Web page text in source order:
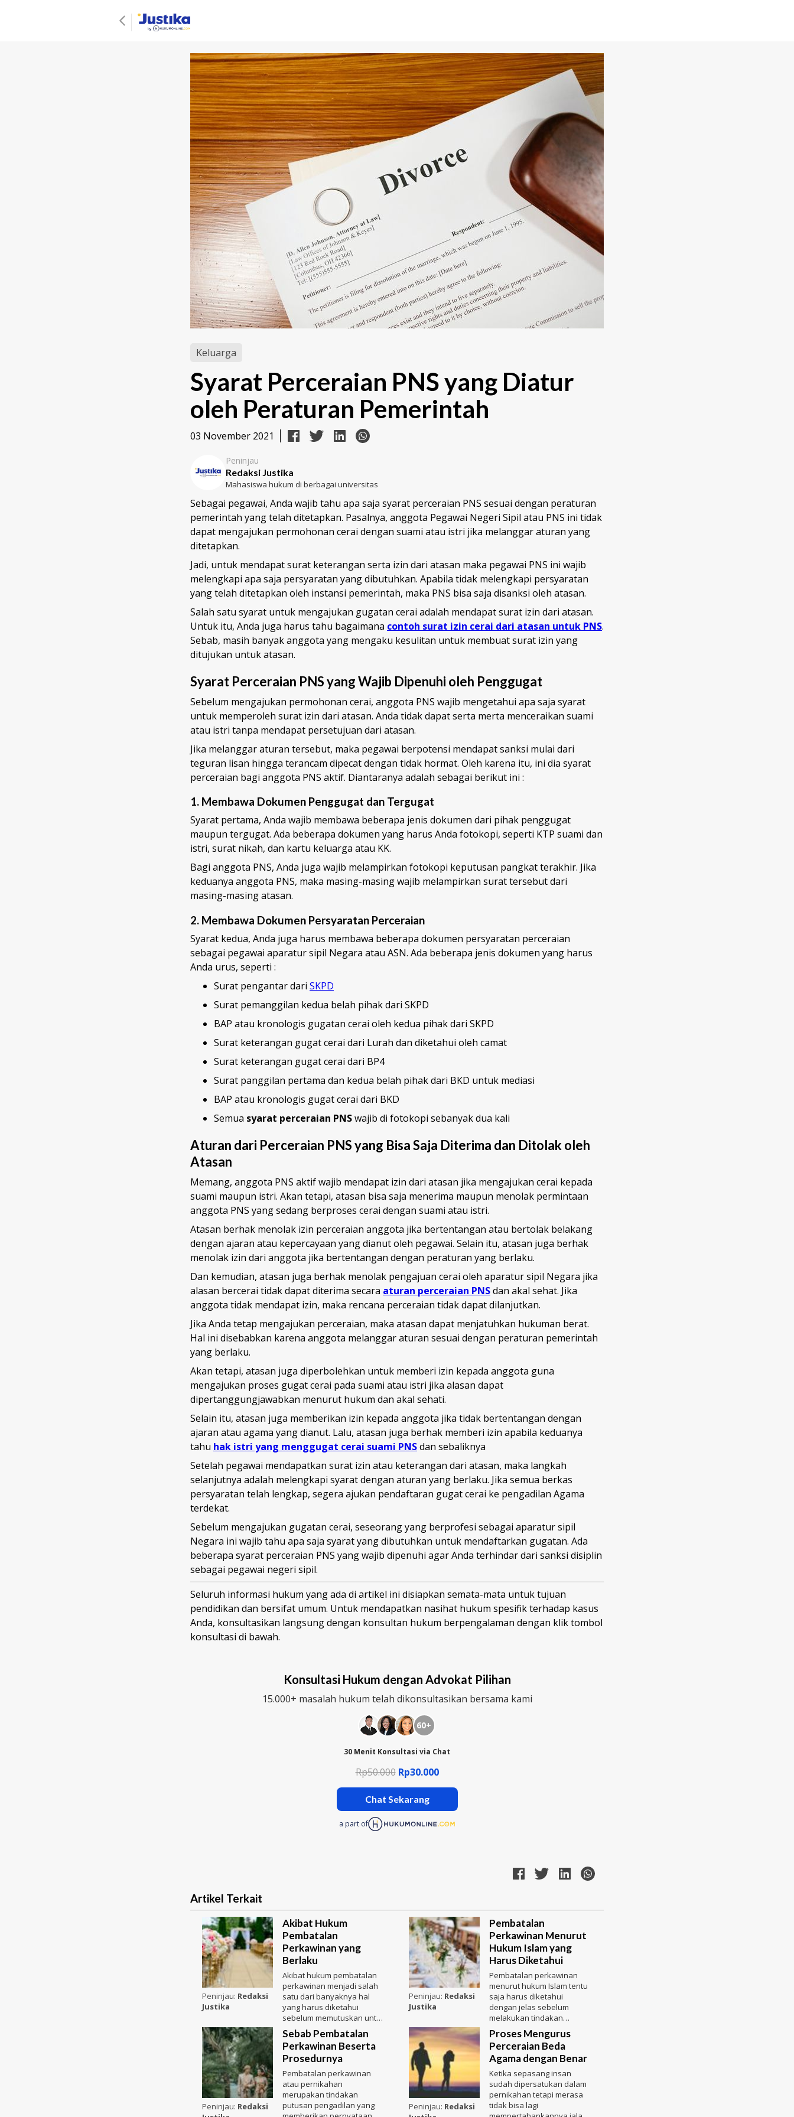
Keluarga
Syarat Perceraian PNS yang Diatur
oleh Peraturan Pemerintah
03 November 2021
Peninjau
Redaksi Justika
Mahasiswa hukum di berbagai universitas
Sebagai pegawai, Anda wajib tahu apa saja syarat perceraian PNS sesuai dengan peraturan
pemerintah yang telah ditetapkan. Pasalnya, anggota Pegawai Negeri Sipil atau PNS ini tidak
dapat mengajukan permohonan cerai dengan suami atau istri jika melanggar aturan yang
ditetapkan.
Jadi, untuk mendapat surat keterangan serta izin dari atasan maka pegawai PNS ini wajib
melengkapi apa saja persyaratan yang dibutuhkan. Apabila tidak melengkapi persyaratan
yang telah ditetapkan oleh instansi pemerintah, maka PNS bisa saja disanksi oleh atasan.
Salah satu syarat untuk mengajukan gugatan cerai adalah mendapat surat izin dari atasan.
Untuk itu, Anda juga harus tahu bagaimana contoh surat izin cerai dari atasan untuk PNS.
Sebab, masih banyak anggota yang mengaku kesulitan untuk membuat surat izin yang
ditujukan untuk atasan.
Syarat Perceraian PNS yang Wajib Dipenuhi oleh Penggugat
Sebelum mengajukan permohonan cerai, anggota PNS wajib mengetahui apa saja syarat
untuk memperoleh surat izin dari atasan. Anda tidak dapat serta merta menceraikan suami
atau istri tanpa mendapat persetujuan dari atasan.
Jika melanggar aturan tersebut, maka pegawai berpotensi mendapat sanksi mulai dari
teguran lisan hingga terancam dipecat dengan tidak hormat. Oleh karena itu, ini dia syarat
perceraian bagi anggota PNS aktif. Diantaranya adalah sebagai berikut ini :
1. Membawa Dokumen Penggugat dan Tergugat
Syarat pertama, Anda wajib membawa beberapa jenis dokumen dari pihak penggugat
maupun tergugat. Ada beberapa dokumen yang harus Anda fotokopi, seperti KTP suami dan
istri, surat nikah, dan kartu keluarga atau KK.
Bagi anggota PNS, Anda juga wajib melampirkan fotokopi keputusan pangkat terakhir. Jika
keduanya anggota PNS, maka masing-masing wajib melampirkan surat tersebut dari
masing-masing atasan.
2. Membawa Dokumen Persyaratan Perceraian
Syarat kedua, Anda juga harus membawa beberapa dokumen persyaratan perceraian
sebagai pegawai aparatur sipil Negara atau ASN. Ada beberapa jenis dokumen yang harus
Anda urus, seperti :
Surat pengantar dari SKPD
Surat pemanggilan kedua belah pihak dari SKPD
BAP atau kronologis gugatan cerai oleh kedua pihak dari SKPD
Surat keterangan gugat cerai dari Lurah dan diketahui oleh camat
Surat keterangan gugat cerai dari BP4
Surat panggilan pertama dan kedua belah pihak dari BKD untuk mediasi
BAP atau kronologis gugat cerai dari BKD
Semua syarat perceraian PNSwajib di fotokopi sebanyak dua kali
Aturan dari Perceraian PNS yang Bisa Saja Diterima dan Ditolak oleh
Atasan
Memang, anggota PNS aktif wajib mendapat izin dari atasan jika mengajukan cerai kepada
suami maupun istri. Akan tetapi, atasan bisa saja menerima maupun menolak permintaan
anggota PNS yang sedang berproses cerai dengan suami atau istri.
Atasan berhak menolak izin perceraian anggota jika bertentangan atau bertolak belakang
dengan ajaran atau kepercayaan yang dianut oleh pegawai. Selain itu, atasan juga berhak
menolak izin dari anggota jika bertentangan dengan peraturan yang berlaku.
Dan kemudian, atasan juga berhak menolak pengajuan cerai oleh aparatur sipil Negara jika
alasan bercerai tidak dapat diterima secara aturan perceraian PNSdan akal sehat. Jika
anggota tidak mendapat izin, maka rencana perceraian tidak dapat dilanjutkan.
Jika Anda tetap mengajukan perceraian, maka atasan dapat menjatuhkan hukuman berat.
Hal ini disebabkan karena anggota melanggar aturan sesuai dengan peraturan pemerintah
yang berlaku.
Akan tetapi, atasan juga diperbolehkan untuk memberi izin kepada anggota guna
mengajukan proses gugat cerai pada suami atau istri jika alasan dapat
dipertanggungjawabkan menurut hukum dan akal sehati.
Selain itu, atasan juga memberikan izin kepada anggota jika tidak bertentangan dengan
ajaran atau agama yang dianut. Lalu, atasan juga berhak memberi izin apabila keduanya
tahu hak istri yang menggugat cerai suami PNSdan sebaliknya
Setelah pegawai mendapatkan surat izin atau keterangan dari atasan, maka langkah
selanjutnya adalah melengkapi syarat dengan aturan yang berlaku. Jika semua berkas
persyaratan telah lengkap, segera ajukan pendaftaran gugat cerai ke pengadilan Agama
terdekat.
Sebelum mengajukan gugatan cerai, seseorang yang berprofesi sebagai aparatur sipil
Negara ini wajib tahu apa saja syarat yang dibutuhkan untuk mendaftarkan gugatan. Ada
beberapa syarat perceraian PNS yang wajib dipenuhi agar Anda terhindar dari sanksi disiplin
sebagai pegawai negeri sipil.
Seluruh informasi hukum yang ada di artikel ini disiapkan semata-mata untuk tujuan
pendidikan dan bersifat umum. Untuk mendapatkan nasihat hukum spesifik terhadap kasus
Anda, konsultasikan langsung dengan konsultan hukum berpengalaman dengan klik tombol
konsultasi di bawah.
Konsultasi Hukum dengan Advokat Pilihan
15.000+ masalah hukum telah dikonsultasikan bersama kami
60+
30 Menit Konsultasi via Chat
Rp50.000 Rp30.000
Chat Sekarang
a part of
Artikel Terkait
Peninjau: Redaksi
Justika
Akibat Hukum
Pembatalan
Perkawinan yang
Berlaku
Akibat hukum pembatalan
perkawinan menjadi salah
satu dari banyaknya hal
yang harus diketahui
sebelum memutuskan untuk
membatalkan pernikahan.
Pembat
Peninjau: Redaksi
Justika
Pembatalan
Perkawinan Menurut
Hukum Islam yang
Harus Diketahui
Pembatalan perkawinan
menurut hukum Islam tentu
saja harus diketahui
dengan jelas sebelum
melakukan tindakan
tersebut. Seperti yang
diketahui, ikatan
Peninjau: Redaksi
Sebab Pembatalan
Perkawinan Beserta
Prosedurnya
Pembatalan perkawinan
atau pernikahan
merupakan tindakan
putusan pengadilan yang
Peninjau: Redaksi
Proses Mengurus
Perceraian Beda
Agama dengan Benar
Ketika sepasang insan
sudah dipersatukan dalam
pernikahan tetapi merasa
tidak bisa lagi